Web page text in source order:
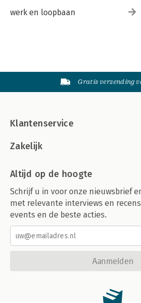
werk en loopbaan
Gratis verzending
Klantenservice
Zakelijk
Altijd op de hoogte
Schrijf u in voor onze nieuwsbrief
met relevante interviews en
events en de beste acties.
Aanmelden